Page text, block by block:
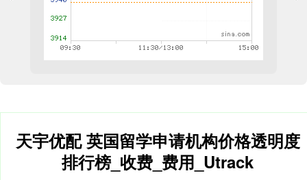
天宇优配 英国留学申请机构价格透明度
排行榜_收费_费用_Utrack